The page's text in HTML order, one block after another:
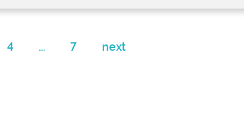
4 ... 7 next